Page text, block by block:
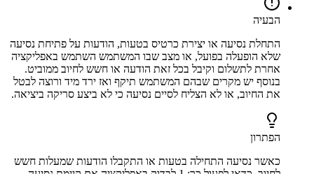
הבעיה
התחלת נסיעה או יצירת כרטיס בטעות, הודעות על פתיחת נסיעה
שלא הופעלה בפועל, או מצב שבו המשתמש השתמש באפליקציה
אחרת לתשלום וקיבל בכל זאת הודעה או חשש לחיוב ממוביט.
בנוסף יש מקרים שבהם המשתמש תיקף ואז ירד מיד ורוצה לבטל
את החיוב, או לא הצליח לסיים נסיעה כי לא ביצע סריקה ביציאה.
הפתרון
כאשר נסיעה התחילה בטעות או התקבלו הודעות שמעלות חשש